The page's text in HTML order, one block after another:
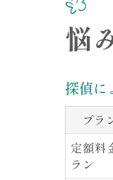
悩
探偵に
プラ
定額料
ラン